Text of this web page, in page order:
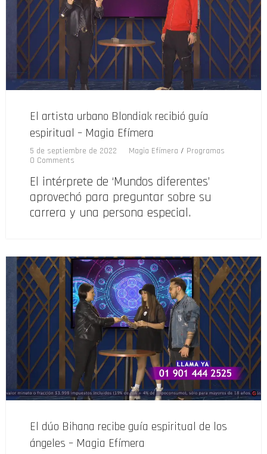
El artista urbano Blondiak recibió guía
espiritual – Magia Efímera
5 de septiembre de 2022 Magia Efímera / Programas
0 Comments
El intérprete de ‘Mundos diferentes’
aprovechó para preguntar sobre su
carrera y una persona especial.
El dúo Bihana recibe guía espiritual de los
ángeles – Magia Efímera